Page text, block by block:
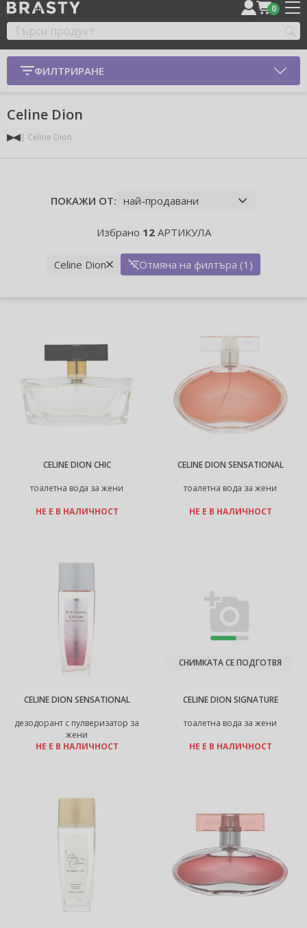
0
ФИЛТРИРАНЕ
Celine Dion
Celine Dion
ПОКАЖИ ОТ:
Избрано 12АРТИКУЛА
Celine Dion Отмяна на филтъра (1)
CELINE DION CHIC
тоалетна вода за жени
НЕ Е В НАЛИЧНОСТ
CELINE DION SENSATIONAL
тоалетна вода за жени
НЕ Е В НАЛИЧНОСТ
CELINE DION SENSATIONAL
дезодорант с пулверизатор за
жени
НЕ Е В НАЛИЧНОСТ
CELINE DION SIGNATURE
тоалетна вода за жени
СНИМКАТА СЕ ПОДГОТВЯ
НЕ Е В НАЛИЧНОСТ